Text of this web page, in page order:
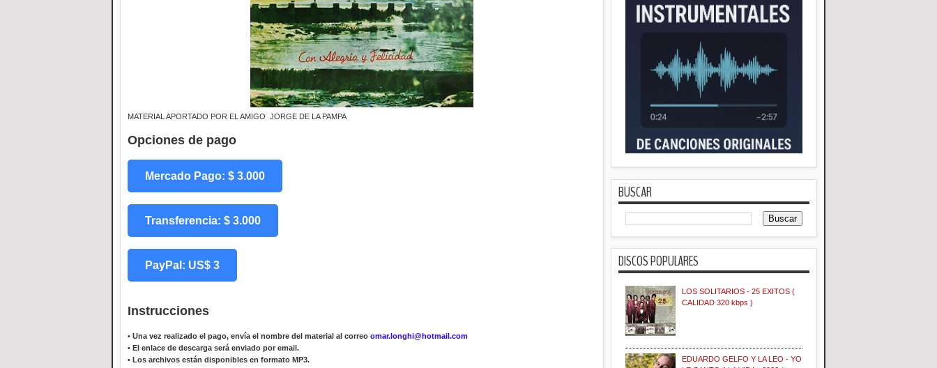
MATERIAL APORTADO POR EL AMIGO JORGE DE LA PAMPA
Opciones de pago
Mercado Pago: $ 3.000
Transferencia: $ 3.000
PayPal: US$ 3
Instrucciones
• Una vez realizado el pago, envía el nombre del material al correo omar.longhi@hotmail.com
• El enlace de descarga será enviado por email.
• Los archivos están disponibles en formato MP3.
BUSCAR
DISCOS POPULARES
LOS SOLITARIOS - 25 EXITOS (
CALIDAD 320 kbps )
EDUARDO GELFO Y LA LEO - YO